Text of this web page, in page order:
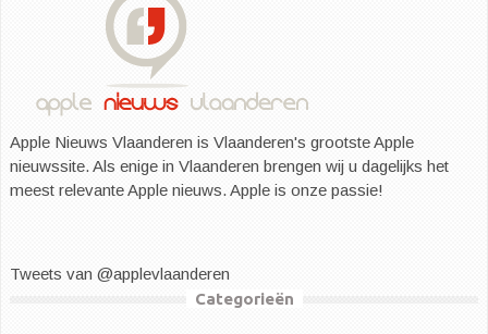
Apple Nieuws Vlaanderen is Vlaanderen's grootste Apple
nieuwssite. Als enige in Vlaanderen brengen wij u dagelijks het
meest relevante Apple nieuws. Apple is onze passie!
Tweets van @applevlaanderen
Categorieën